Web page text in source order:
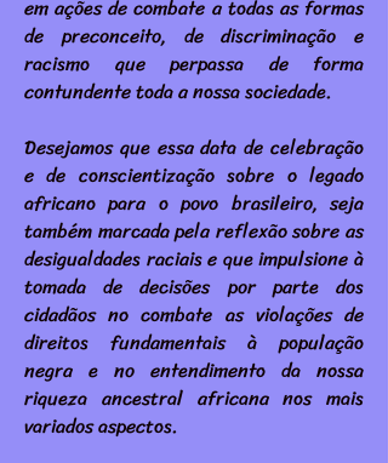
em ações de combate a todas as formas
de preconceito, de discriminação e
racismo que perpassa de forma
contundente toda a nossa sociedade.
Desejamos que essa data de celebração
e de conscientização sobre o legado
africano para o povo brasileiro, seja
também marcada pela reflexão sobre as
desigualdades raciais e que impulsione à
tomada de decisões por parte dos
cidadãos no combate as violações de
direitos fundamentais à população
negra e no entendimento da nossa
riqueza ancestral africana nos mais
variados aspectos.